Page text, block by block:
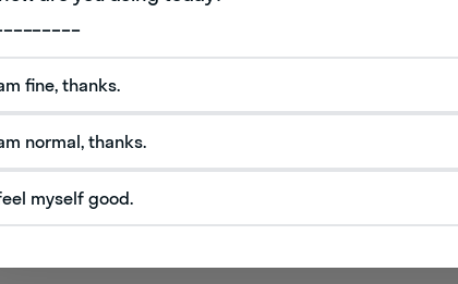
fine, thanks.
normal, thanks.
myself good.